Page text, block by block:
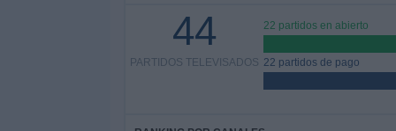
44
PARTIDOS TELEVISADOS
22 partidos en abierto
22 partidos de pago